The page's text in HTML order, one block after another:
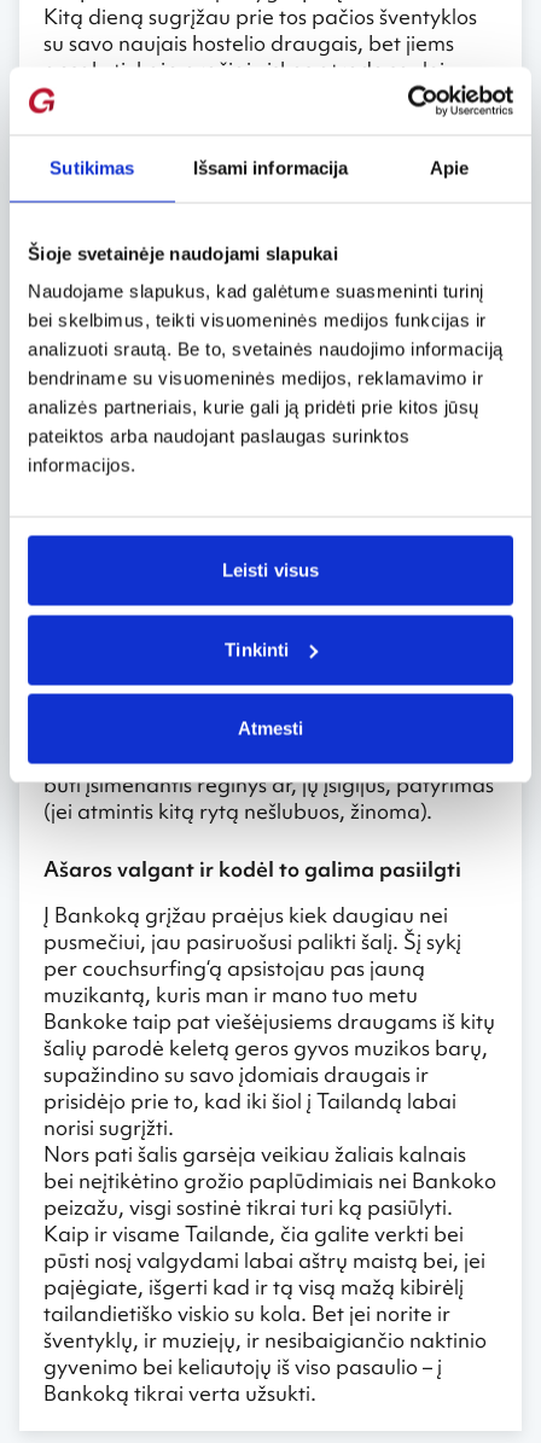
Sutikimas Išsami informacija Apie
Šioje svetainėje naudojami slapukai
Naudojame slapukus, kad galėtume suasmeninti turinį
bei skelbimus, teikti visuomeninės medijos funkcijas ir
analizuoti srautą. Be to, svetainės naudojimo informaciją
bendriname su visuomeninės medijos, reklamavimo ir
analizės partneriais, kurie gali ją pridėti prie kitos jūsų
pateiktos arba naudojant paslaugas surinktos
informacijos.
Leisti visus
Tinkinti
Atmesti
Kitą dieną sugrįžau prie tos pačios šventyklos
su savo naujais hostelio draugais, bet jiems
apsakyti, kaip gražiai viskas atrodo saulei
nusileidus nepavyko.
Komercializmo dozė arba…kodėl gi ne?
Jei kas Bankoką įsivaizduoja kaip scenas iš
Bankoke išties yra arti šio įvaizdžio. Tai –
garsioji Ko San gatvė, pritraukianti jaunus ir
vyresnius keliautojus iš viso pasaulio. Iš barų
garsiai sklindanti ir tarpusavyje besikertanti
muzika, mažytės parduotuvėlės, maisto
kioskeliai, tatuiruočių studijos ir…viskas, ko
tipinis keliautojas gali norėti. Žinoma, daug kas
šios gatvės nemėgsta: vienus keliautojus tiesiog
šiurpina šitokios populiarios gatvės, mat jose gi
nebuvau – ir, tikiuosi, nesu – perėmusi: jei jau esi
mieste, kodėl pirma nepamatyti kažko pačiai,
ir tik po to susidaryti vienokią ar kitokią
nuomonę. Atvirai sakant: Ko San gatvėje su
tinkama kompanija gali būti labai smagu. Ar ta
gatvė patiks, ar ne – nežinia, bet pamatyti
maišyti gėrimai pardavinėjami mažuose
pietryčių Azijai būdinguose kibirėliuose, gali
būti įsimenantis reginys ar, jų įsigijus, patyrimas
(jei atmintis kitą rytą nešlubuos, žinoma).
Ašaros valgant ir kodėl to galima pasiilgti
Į Bankoką grįžau praėjus kiek daugiau nei
pusmečiui, jau pasiruošusi palikti šalį. Šį sykį
per couchsurfing‘ą apsistojau pas jauną
muzikantą, kuris man ir mano tuo metu
Bankoke taip pat viešėjusiems draugams iš kitų
šalių parodė keletą geros gyvos muzikos barų,
supažindino su savo įdomiais draugais ir
prisidėjo prie to, kad iki šiol į Tailandą labai
norisi sugrįžti.
Nors pati šalis garsėja veikiau žaliais kalnais
bei neįtikėtino grožio paplūdimiais nei Bankoko
peizažu, visgi sostinė tikrai turi ką pasiūlyti.
Kaip ir visame Tailande, čia galite verkti bei
pūsti nosį valgydami labai aštrų maistą bei, jei
pajėgiate, išgerti kad ir tą visą mažą kibirėlį
tailandietiško viskio su kola. Bet jei norite ir
šventyklų, ir muziejų, ir nesibaigiančio naktinio
gyvenimo bei keliautojų iš viso pasaulio – į
Bankoką tikrai verta užsukti.